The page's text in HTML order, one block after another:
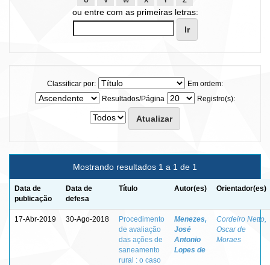
ou entre com as primeiras letras:
Classificar por:
Em ordem:
Resultados/Página
Registro(s):
Mostrando resultados 1 a 1 de 1
Data de
publicação
Data de
defesa
Título Autor(es) Orientador(es)
17-Abr-2019 30-Ago-2018
Procedimento
de avaliação
das ações de
saneamento
rural : o caso
Menezes,
José
Antonio
Lopes de
Cordeiro Netto,
Oscar de
Moraes